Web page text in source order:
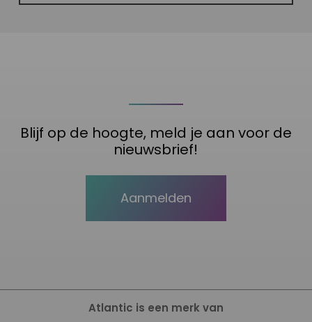
Blijf op de hoogte, meld je aan voor de
nieuwsbrief!
Aanmelden
Atlantic is een merk van